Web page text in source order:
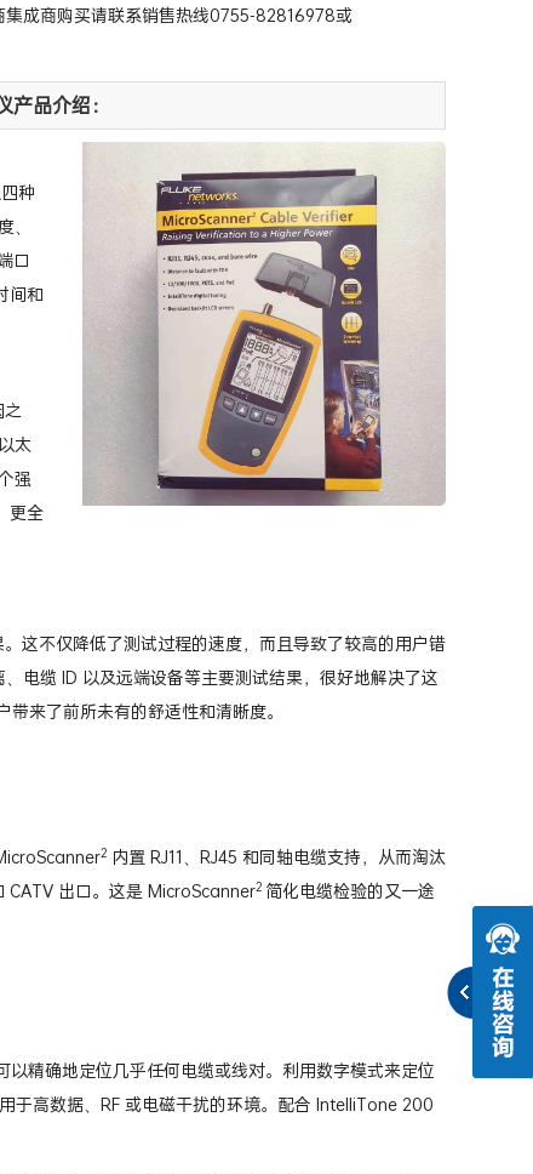
成商购买请联系销售热线0755-82816978或
品介绍：
种
口
间和
之
太
强
更全
这不仅降低了测试过程的速度，而且导致了较高的用户错
电缆 ID 以及远端设备等主要测试结果，很好地解决了这
来了前所未有的舒适性和清晰度。
2 内置 RJ11、RJ45 和同轴电缆支持，从而淘汰
CATV 出口。这是 MicroScanner2 简化电缆检验的又一途
精确地定位几乎任何电缆或线对。利用数字模式来定位
高数据、RF 或电磁干扰的环境。配合 IntelliTone 200